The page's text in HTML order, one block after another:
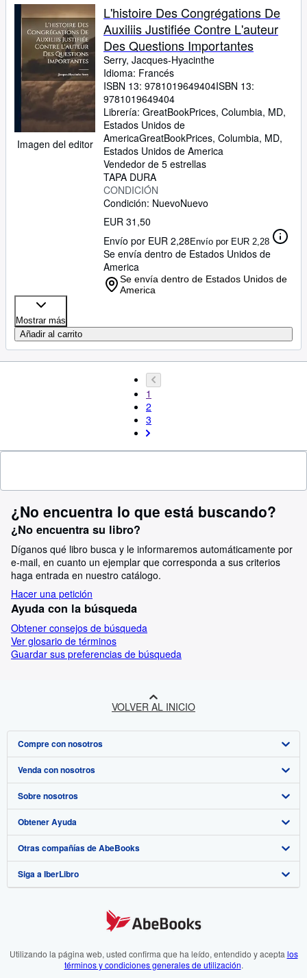
Imagen del editor
L'histoire Des Congrégations De
Auxiliis Justifiée Contre L'auteur
Des Questions Importantes
Serry, Jacques-Hyacinthe
Idioma: Francés
ISBN 13: 9781019649404ISBN 13:
9781019649404
Librería: GreatBookPrices, Columbia, MD,
Estados Unidos de
AmericaGreatBookPrices, Columbia, MD,
Estados Unidos de America
Vendedor de 5 estrellas
TAPA DURA
CONDICIÓN
Condición: NuevoNuevo
EUR 31,50
Envío por EUR 2,28Envío por EUR 2,28
Se envía dentro de Estados Unidos de
America
Se envía dentro de Estados Unidos de
America
Mostrar más
Añadir al carrito
1
2
3
¿No encuentra lo que está buscando?
¿No encuentra su libro?
Díganos qué libro busca y le informaremos automáticamente por
e-mail, en cuanto un ejemplar que corresponda a sus criterios
haga entrada en nuestro catálogo.
Hacer una petición
Ayuda con la búsqueda
Obtener consejos de búsqueda
Ver glosario de términos
Guardar sus preferencias de búsqueda
VOLVER AL INICIO
Compre con nosotros
Búsqueda avanzada
Colecciones
Mi cuenta
Mis pedidos
Ver carrito
Venda con nosotros
Comenzar a vender
Únase a nuestro programa de afiliados
Recomiende un vendedor
Sobre nosotros
Sobre IberLibro
Medios
Empleo
Preferencias de cookies
Aviso de cookies
Obtener Ayuda
Preguntas frecuentes y guías
Atención al Cliente
Otras compañías de AbeBooks
AbeBooks.com
AbeBooks.fr
Siga a IberLibro
Utilizando la página web, usted confirma que ha leído, entendido y acepta los
términos y condiciones generales de utilización.